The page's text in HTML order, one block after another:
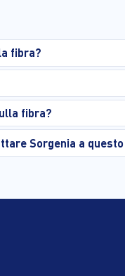
fibra?
fibra?
Sorgenia a